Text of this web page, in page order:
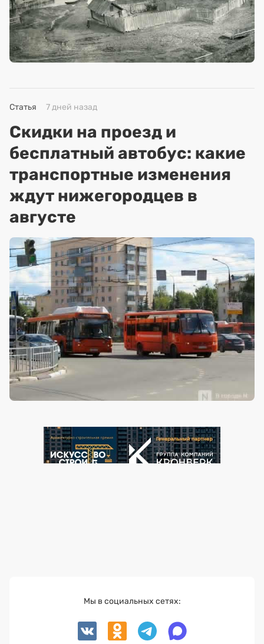
Статья 7 дней назад
Скидки на проезд и
бесплатный автобус: какие
транспортные изменения
ждут нижегородцев в
августе
Мы в социальных сетях: